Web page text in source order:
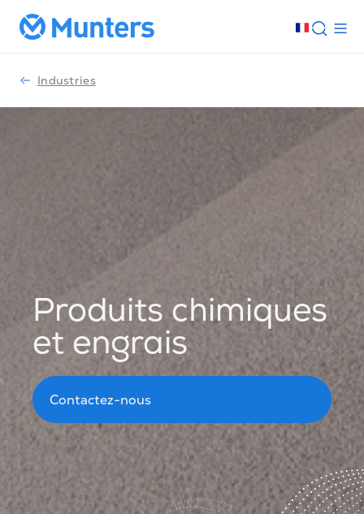
Industries
Produits chimiques
et engrais
Contactez-nous